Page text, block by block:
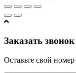
Заказать звонок
Оставьте свой